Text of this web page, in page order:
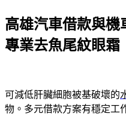
於
高雄汽車借款與機
專業去魚尾紋眼霜
可減低肝臟細胞被基破壞的
物。多元借款方案有穩定工